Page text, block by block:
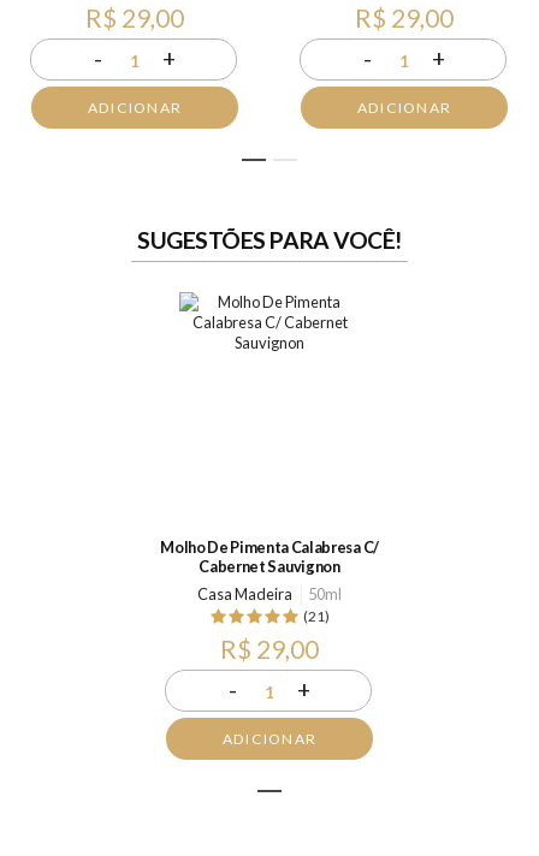
R$ 29,00
- 1 +
ADICIONAR
R$ 29,00
- 1 +
ADICIONAR
SUGESTÕES PARA VOCÊ!
Molho De Pimenta Calabresa C/
Cabernet Sauvignon
Casa Madeira
50ml
(21)
R$ 29,00
- 1 +
ADICIONAR